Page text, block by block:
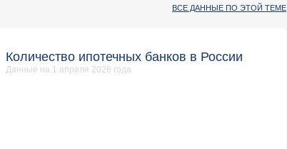
ВСЕ ДАННЫЕ ПО ЭТОЙ ТЕМЕ
Количество ипотечных банков в России
Данные на 1 апреля 2026 года